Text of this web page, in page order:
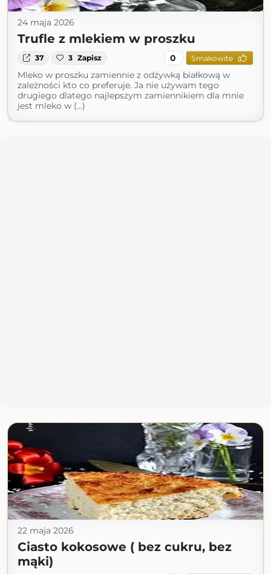
24 maja 2026
Trufle z mlekiem w proszku
37 3 Zapisz 0 Smakowite
Mleko w proszku zamiennie z odżywką białkową w
zależności kto co preferuje. Ja nie używam tego
drugiego dlatego najlepszym zamiennikiem dla mnie
jest mleko w (...)
22 maja 2026
Ciasto kokosowe ( bez cukru, bez
mąki)